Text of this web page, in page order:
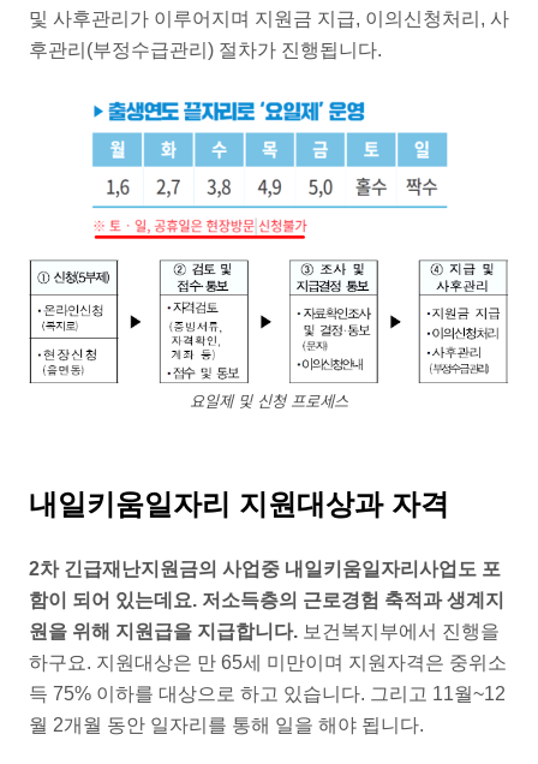
및 사후관리가 이루어지며 지원금 지급, 이의신청처리, 사
후관리(부정수급관리) 절차가 진행됩니다.
요일제 및 신청 프로세스
내일키움일자리 지원대상과 자격
2차 긴급재난지원금의 사업중 내일키움일자리사업도 포
함이 되어 있는데요. 저소득층의 근로경험 축적과 생계지
원을 위해 지원급을 지급합니다. 보건복지부에서 진행을
하구요. 지원대상은 만 65세 미만이며 지원자격은 중위소
득 75% 이하를 대상으로 하고 있습니다. 그리고 11월~12
월 2개월 동안 일자리를 통해 일을 해야 됩니다.